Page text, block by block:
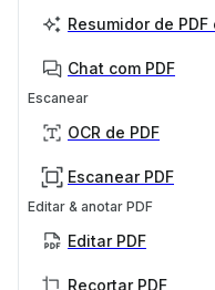
Resumidor de PDF
Chat com PDF
Escanear
OCR de PDF
Escanear PDF
Editar & anotar PDF
Editar PDF
Recortar PDF